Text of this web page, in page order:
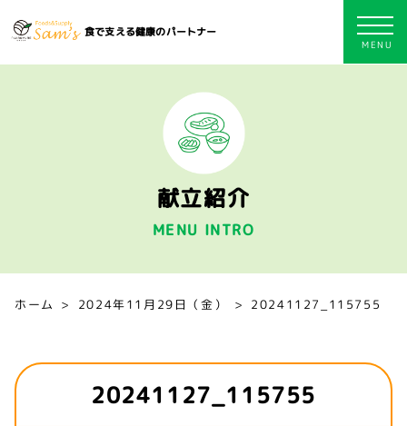
食で支える健康のパートナー
献立紹介
MENU INTRO
ホーム 2024年11月29日（金） 20241127_115755
20241127_115755